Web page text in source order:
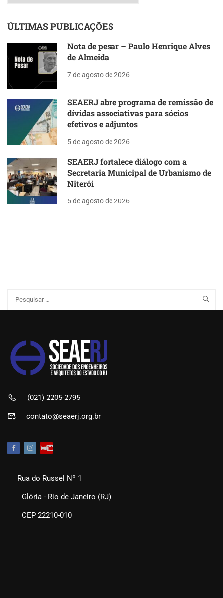
ÚLTIMAS PUBLICAÇÕES
Nota de pesar – Paulo Henrique Alves
de Almeida
7 de agosto de 2026
SEAERJ abre programa de remissão de
dívidas associativas para sócios
efetivos e adjuntos
5 de agosto de 2026
SEAERJ fortalece diálogo com a
Secretaria Municipal de Urbanismo de
Niterói
5 de agosto de 2026
(021) 2205-2795
contato@seaerj.org.br
Rua do Russel Nº 1
Glória - Rio de Janeiro (RJ)
CEP 22210-010